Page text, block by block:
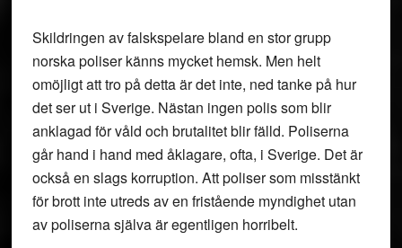
Skildringen av falskspelare bland en stor grupp
norska poliser känns mycket hemsk. Men helt
omöjligt att tro på detta är det inte, ned tanke på hur
det ser ut i Sverige. Nästan ingen polis som blir
anklagad för våld och brutalitet blir fälld. Poliserna
går hand i hand med åklagare, ofta, i Sverige. Det är
också en slags korruption. Att poliser som misstänkt
för brott inte utreds av en fristående myndighet utan
av poliserna själva är egentligen horribelt.